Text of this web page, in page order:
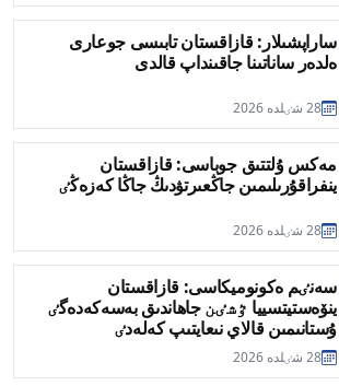
ساراپشىلار: قازاقستان تابىسى جوعارى
ەلدەر ساناتىنا جاقىنداپ قالدى
28 شٸلدە 2026
مەكس ۇلتتىق جوباسى: قازاقستان
ينفراقۇرىلىمىن جاڭعىرتۋدىڭ جاڭا كەزەڭٸ
28 شٸلدە 2026
سەنٸم ەكونوميكاسى: قازاقستان
ينۆەستيتسييا ٷشٸن جاھاندىق بەسەكەدەگٸ
ۇستانىمىن قالاي نىعايتىپ كەلەدٸ
28 شٸلدە 2026